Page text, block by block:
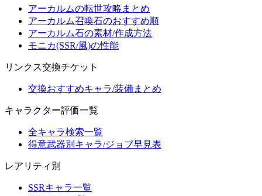
アーカルムの転世攻略まとめ
アーカルム召喚石のおすすめ順
アーカルム石の素材/作成方法
モニカ(SSR/風)の性能
リンクス交換チケット
交換おすすめキャラ/装備まとめ
キャラクター評価一覧
全キャラ検索一覧
得意武器別キャラ/ジョブ早見表
レアリティ別
SSRキャラ一覧